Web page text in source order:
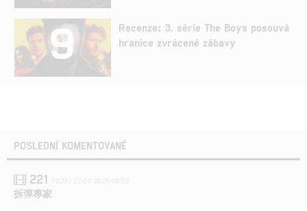
9
Recenze: 3. série The Boys posouvá
hranice zvrácené zábavy
POSLEDNÍ KOMENTOVANÉ
221
拆彈專家